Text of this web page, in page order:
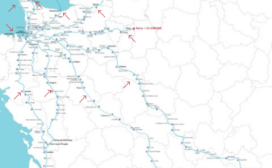
&
%
%
%
%
&
&
&
&
'